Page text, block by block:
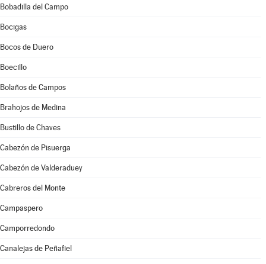
Bobadilla del Campo
Bocigas
Bocos de Duero
Boecillo
Bolaños de Campos
Brahojos de Medina
Bustillo de Chaves
Cabezón de Pisuerga
Cabezón de Valderaduey
Cabreros del Monte
Campaspero
Camporredondo
Canalejas de Peñafiel